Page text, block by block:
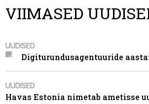
VIIMASED
UUDISED
Digiturundusagentuuride
UUDISED
Havas Estonia nimetab ametisse